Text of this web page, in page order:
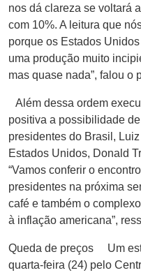
nos dá clareza se voltará
com 10%. A leitura que
porque os Estados
uma produção muito
mas quase nada”, falou o
Além dessa ordem
positiva a possibilidade
presidentes do Brasil,
Estados Unidos, Donald
“Vamos conferir o
presidentes na próxima
café e também o
à inflação americana”,
Queda de preços Um
quarta-feira (24) pelo